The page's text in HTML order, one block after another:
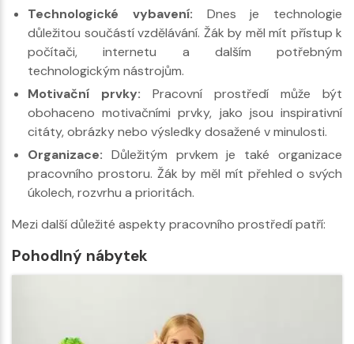
Technologické vybavení: Dnes je technologie
důležitou součástí vzdělávání. Žák by měl mít přístup k
počítači, internetu a dalším potřebným
technologickým nástrojům.
Motivační prvky: Pracovní prostředí může být
obohaceno motivačními prvky, jako jsou inspirativní
citáty, obrázky nebo výsledky dosažené v minulosti.
Organizace: Důležitým prvkem je také organizace
pracovního prostoru. Žák by měl mít přehled o svých
úkolech, rozvrhu a prioritách.
Mezi další důležité aspekty pracovního prostředí patří:
Pohodlný nábytek